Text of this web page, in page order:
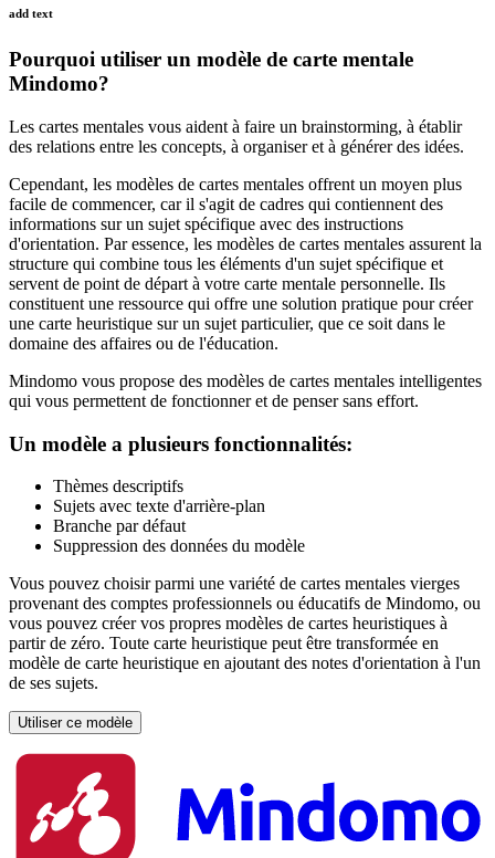
add text
Pourquoi utiliser un modèle de carte mentale
Mindomo?
Les cartes mentales vous aident à faire un brainstorming, à établir
des relations entre les concepts, à organiser et à générer des idées.
Cependant, les modèles de cartes mentales offrent un moyen plus
facile de commencer, car il s'agit de cadres qui contiennent des
informations sur un sujet spécifique avec des instructions
d'orientation. Par essence, les modèles de cartes mentales assurent la
structure qui combine tous les éléments d'un sujet spécifique et
servent de point de départ à votre carte mentale personnelle. Ils
constituent une ressource qui offre une solution pratique pour créer
une carte heuristique sur un sujet particulier, que ce soit dans le
domaine des affaires ou de l'éducation.
Mindomo vous propose des modèles de cartes mentales intelligentes
qui vous permettent de fonctionner et de penser sans effort.
Un modèle a plusieurs fonctionnalités:
Thèmes descriptifs
Sujets avec texte d'arrière-plan
Branche par défaut
Suppression des données du modèle
Vous pouvez choisir parmi une variété de cartes mentales vierges
provenant des comptes professionnels ou éducatifs de Mindomo, ou
vous pouvez créer vos propres modèles de cartes heuristiques à
partir de zéro. Toute carte heuristique peut être transformée en
modèle de carte heuristique en ajoutant des notes d'orientation à l'un
de ses sujets.
Utiliser ce modèle